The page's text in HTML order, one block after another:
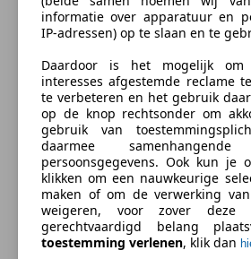
Benzine
266 g/km
CO2-uitstoot (gem.)*
informatie over apparatuur en
IP-adressen) op te slaan en te
Daardoor is het mogelijk
interesses afgestemde reclame
te verbeteren en het gebruik
op de knop rechtsonder om
gebruik van
daarmee
persoonsgegevens. Ook kun je
klikken om een nauwkeurige
maken of om de verwerking
weigeren, voor zover
gerechtvaardigd belang
toestemming verlenen, klik dan